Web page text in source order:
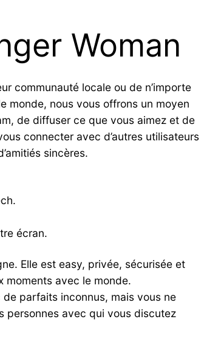
Woman
communauté locale ou de n’importe
monde, nous vous offrons un moyen
de diffuser ce que vous aimez et de
connecter avec d’autres utilisateurs
sincères.
écran.
Elle est easy, privée, sécurisée et
avec le monde.
de parfaits inconnus, mais vous ne
personnes avec qui vous discutez